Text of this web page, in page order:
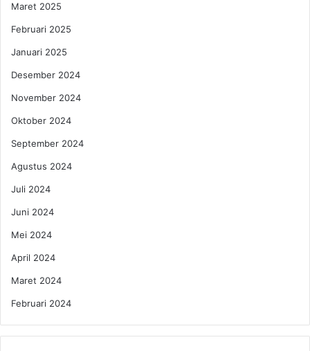
Maret 2025
Februari 2025
Januari 2025
Desember 2024
November 2024
Oktober 2024
September 2024
Agustus 2024
Juli 2024
Juni 2024
Mei 2024
April 2024
Maret 2024
Februari 2024